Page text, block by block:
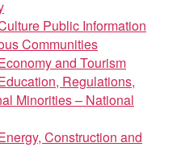
Public Information
Communities
and Tourism
Regulations,
Minorities – National
Construction and